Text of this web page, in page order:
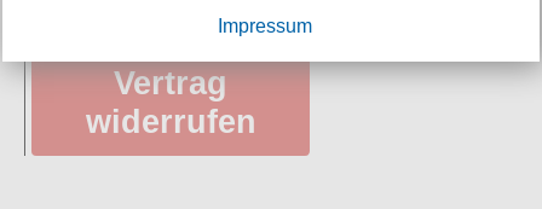
Vertrag
widerrufen
Impressum